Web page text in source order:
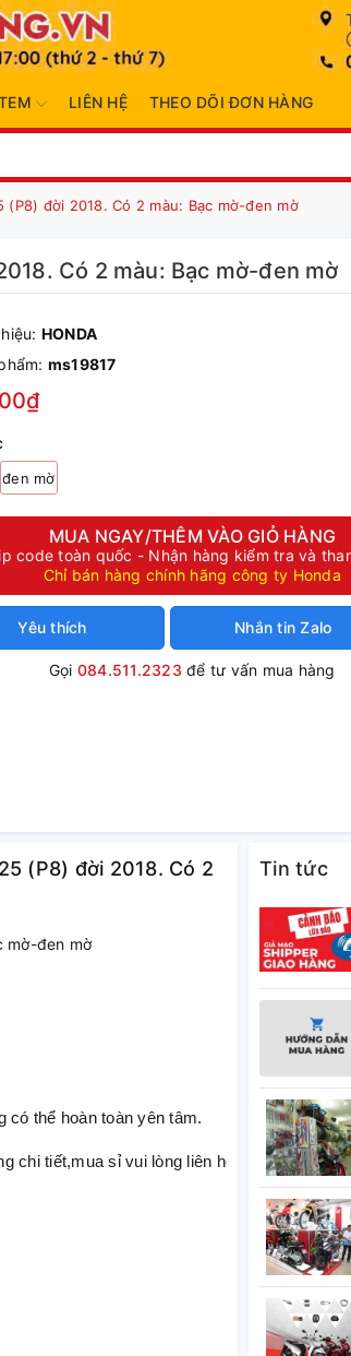
LIÊN HỆ THEO DÕI ĐƠN HÀNG
(P8) đời 2018. Có 2 màu: Bạc mờ-đen mờ
Có 2 màu: Bạc mờ-đen mờ
HONDA
ms19817
đen mờ
MUA NGAY/THÊM VÀO GIỎ HÀNG
code toàn quốc - Nhận hàng kiểm tra và
Chỉ bán hàng chính hãng công ty Honda
Yêu thích Nhắn tin Zalo
Gọi 084.511.2323 để tư vấn mua hàng
(P8) đời 2018. Có 2
mờ-đen mờ
có thể hoàn toàn yên tâm.
chi tiết,mua sỉ vui lòng liên hệ cho shop nhé.
Tin tức